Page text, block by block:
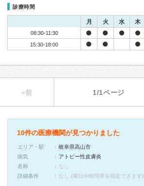
診療時間
月 火 水 木
08:30-11:30
15:30-18:00
«前 1/1ページ
10件の医療機関が見つかりました
エリア・駅
岐阜県高山市
病気
アトピー性皮膚炎
名称
なし
詳細条件
なし (曜日や時間帯を指定できます)